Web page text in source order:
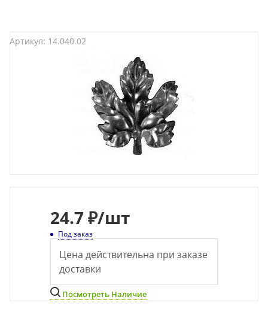
Артикул: 14.040.02
24.7 ₽/шт
Под заказ
Цена действительна при заказе
доставки
Посмотреть Наличие